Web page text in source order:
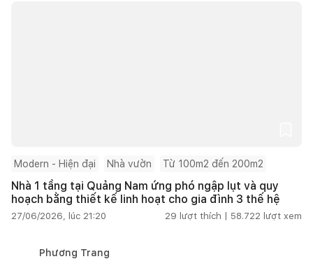
Modern - Hiện đại Nhà vườn Từ 100m2 đến 200m2
Nhà 1 tầng tại Quảng Nam ứng phó ngập lụt và quy
hoạch bằng thiết kế linh hoạt cho gia đình 3 thế hệ
27/06/2026, lúc 21:20 29 lượt thích | 58.722 lượt xem
Phương Trang